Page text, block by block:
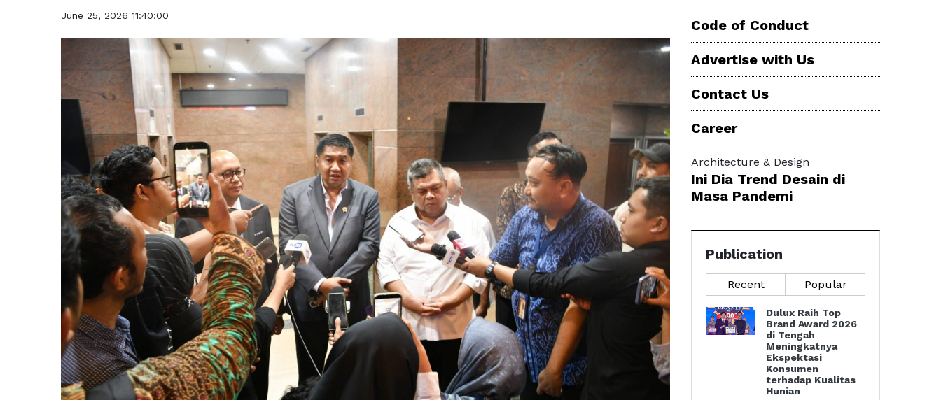
June 25, 2026 11:40:00
Code of Conduct
Advertise with Us
Contact Us
Career
Architecture & Design
Ini Dia Trend Desain di
Masa Pandemi
Publication
Recent Popular
Dulux Raih Top
Brand Award 2026
di Tengah
Meningkatnya
Ekspektasi
Konsumen
terhadap Kualitas
Hunian